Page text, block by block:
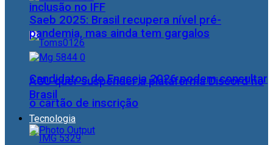
inclusão no IFF
Candidatos do Encceja 2026 podem consultar
o cartão de inscrição
Saeb 2025: Brasil recupera nível pré-
pandemia, mas ainda tem gargalos
AGU quer suspender a plataforma Discord no
Brasil
Tecnologia